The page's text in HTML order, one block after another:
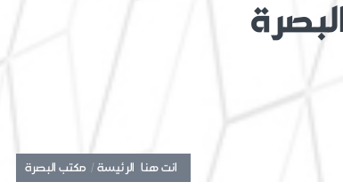
البصرة
مكتب البصرة الرئيسة / انت هنا: